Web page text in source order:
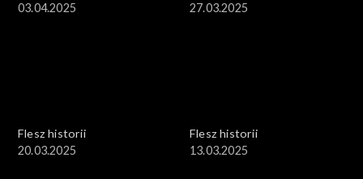
03.04.2025
27.03.2025
Flesz historii
20.03.2025
Flesz historii
13.03.2025